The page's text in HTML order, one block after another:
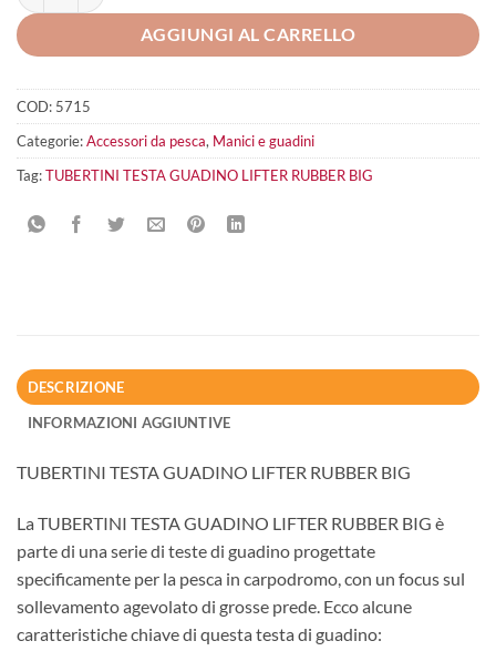
AGGIUNGI AL CARRELLO
COD: 5715
Categorie:Accessori da pesca, Manici e guadini
Tag:TUBERTINI TESTA GUADINO LIFTER RUBBER BIG
DESCRIZIONE
INFORMAZIONI AGGIUNTIVE
TUBERTINI TESTA GUADINO LIFTER RUBBER BIG
La TUBERTINI TESTA GUADINO LIFTER RUBBER BIG è
parte di una serie di teste di guadino progettate
specificamente per la pesca in carpodromo, con un focus sul
sollevamento agevolato di grosse prede. Ecco alcune
caratteristiche chiave di questa testa di guadino: